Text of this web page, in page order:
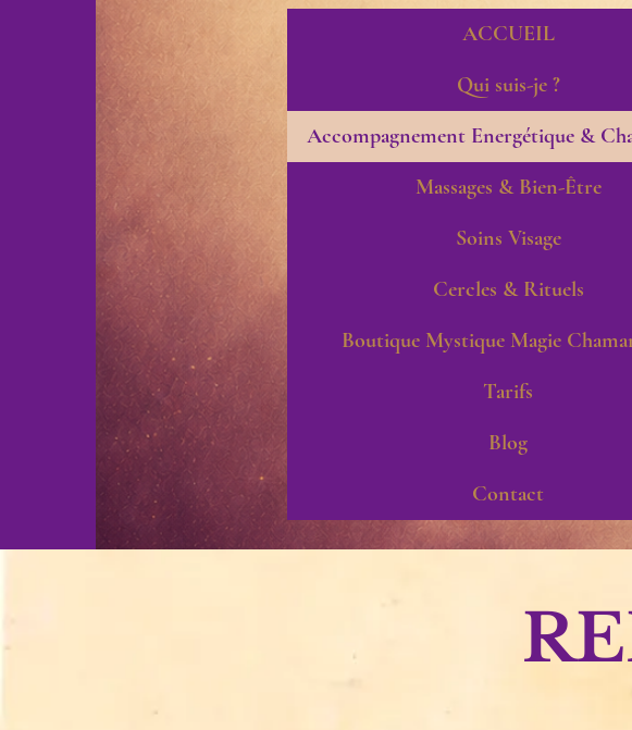
ACCUEIL
Qui suis-je ?
Accompagnement Energétique &
Massages & Bien-Être
Soins Visage
Cercles & Rituels
Boutique Mystique Magie
Tarifs
Blog
Contact